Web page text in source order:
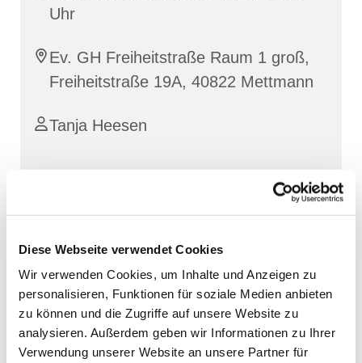
Diese Webseite verwendet Cookies
Wir verwenden Cookies, um Inhalte und Anzeigen zu
personalisieren, Funktionen für soziale Medien anbieten
zu können und die Zugriffe auf unsere Website zu
analysieren. Außerdem geben wir Informationen zu Ihrer
Verwendung unserer Website an unsere Partner für
Uhr
Ev. GH Freiheitstraße Raum 1 groß,
Freiheitstraße 19A, 40822 Mettmann
Tanja Heesen